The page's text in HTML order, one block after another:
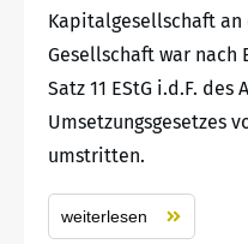
Kapitalgesellschaft
Gesellschaft war nach
Satz 11 EStG i.d.F.
Umsetzungsgesetzes
umstritten.
weiterlesen